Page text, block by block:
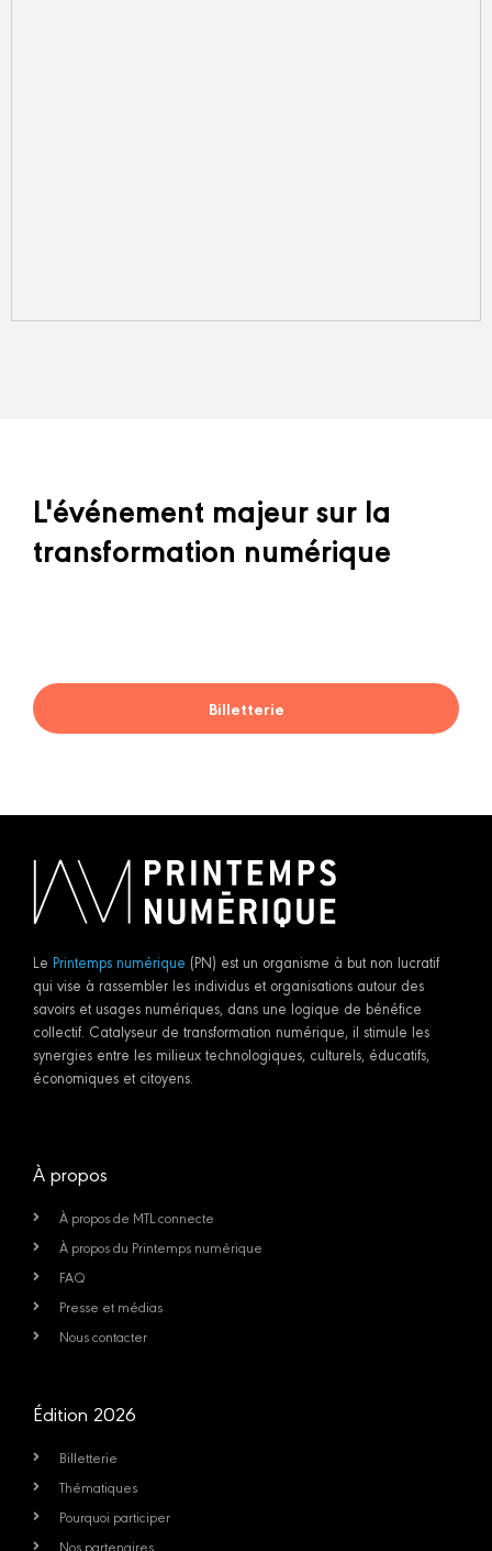
L'événement majeur sur la
transformation numérique
Billetterie
Le Printemps numérique (PN) est un organisme à but non lucratif
qui vise à rassembler les individus et organisations autour des
savoirs et usages numériques, dans une logique de bénéfice
collectif. Catalyseur de transformation numérique, il stimule les
synergies entre les milieux technologiques, culturels, éducatifs,
économiques et citoyens.
À propos
À propos de MTL connecte
À propos du Printemps numérique
FAQ
Presse et médias
Nous contacter
Édition 2026
Billetterie
Thématiques
Pourquoi participer
Nos partenaires